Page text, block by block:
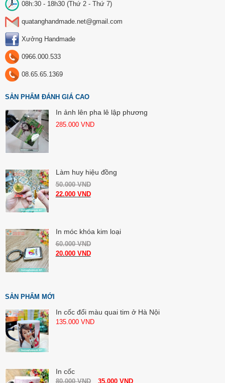
08h:30 - 18h30 (Thứ 2 - Thứ 7)
quatanghandmade.net@gmail.com
Xưởng Handmade
0966.000.533
08.65.65.1369
SẢN PHẨM ĐÁNH GIÁ CAO
In ảnh lên pha lê lập phương
285.000 VND
Làm huy hiệu đồng
50.000VND
22.000 VND
In móc khóa kim loại
60.000VND
20.000 VND
SẢN PHẨM MỚI
In cốc đổi màu quai tim ở Hà Nội
135.000 VND
In cốc
80.000VND 35.000 VND